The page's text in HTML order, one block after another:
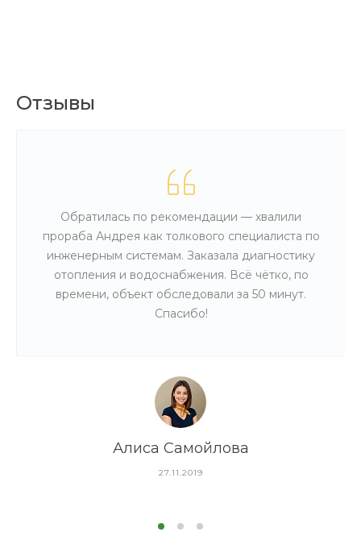
Отзывы
Обратилась по рекомендации — хвалили
прораба Андрея как толкового специалиста по
инженерным системам. Заказала диагностику
отопления и водоснабжения. Всё чётко, по
времени, объект обследовали за 50 минут.
Спасибо!
Алиса Самойлова
27.11.2019